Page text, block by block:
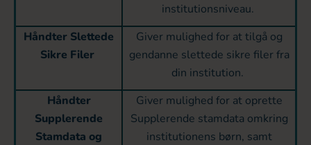
institutionsniveau.
Håndter Slettede
Sikre Filer
Giver mulighed for at tilgå og
gendanne slettede sikre filer fra
din institution.
Håndter
Supplerende
Stamdata og
Giver mulighed for at oprette
Supplerende stamdata omkring
institutionens børn, samt